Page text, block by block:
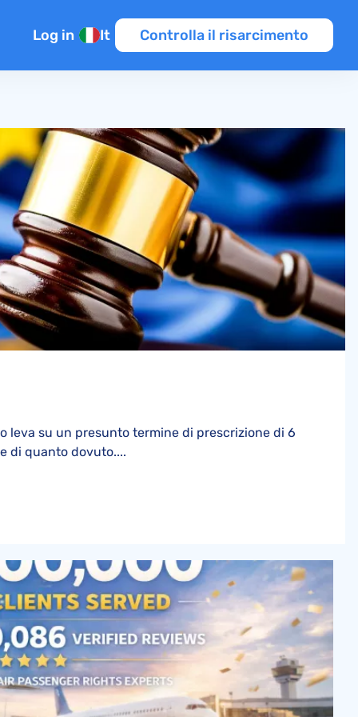
aereo
Log in It Controlla il risarcimento
leva su un presunto termine di prescrizione di 6
di quanto dovuto....